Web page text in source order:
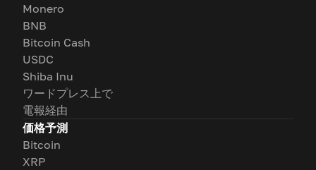
Monero
BNB
Bitcoin Cash
USDC
Shiba Inu
ワードプレス上で
電報経由
価格予測
Bitcoin
XRP